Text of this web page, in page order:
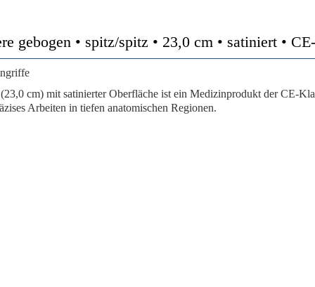
gebogen • spitz/spitz • 23,0 cm • satiniert •
cm) mit satinierter Oberfläche ist ein Medizinprodukt derCE-
Arbeiten in tiefen anatomischen Regionen.